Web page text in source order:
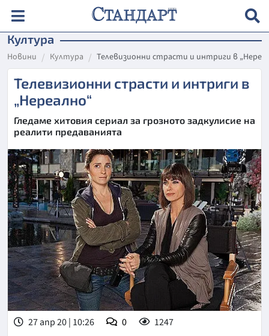
Култура
Новини Култура Телевизионни страсти и интриги в
Телевизионни страсти и интриги в
„Нереално“
Гледаме хитовия сериал за грозното задкулисие на
реалити предаванията
27 апр 20 | 10:26 0 1247